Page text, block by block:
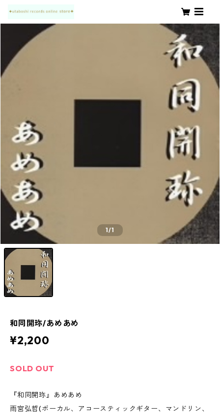
1/1
和同開珎/あめあめ
¥2,200
SOLD OUT
『和同開珎』あめあめ
雨宮弘哲(ボーカル、アコースティックギター、マンドリン、